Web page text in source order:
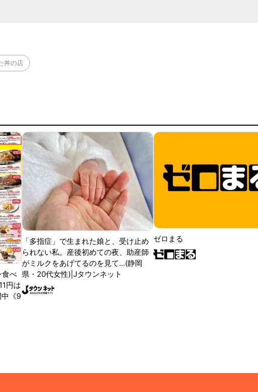
丼の店
食べ
円は
《9
「多指症」で生まれた娘と、受け止め
られない私。産後初めての夜、助産師
がミルクをあげてるのを見て...(静岡
県・20代女性)|Jタウンネット
ゼロまる